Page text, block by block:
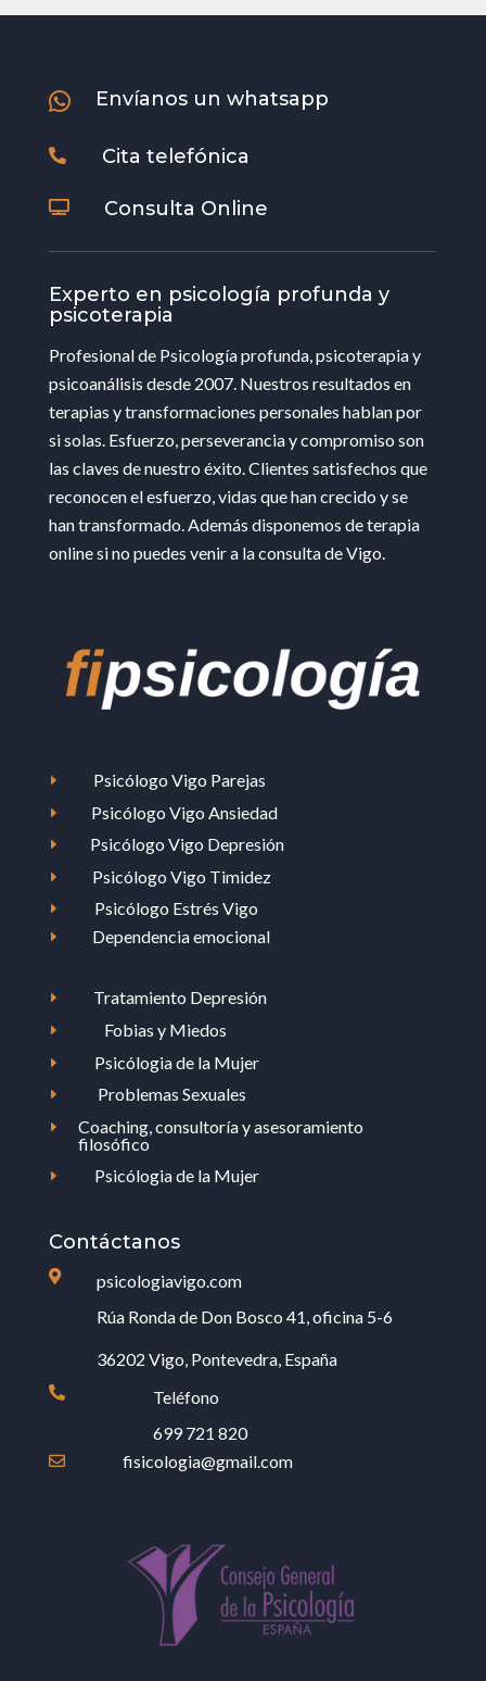
 Envíanos un whatsapp
 Cita telefónica
 Consulta Online
Experto en psicología profunda y
psicoterapia
Profesional de Psicología profunda, psicoterapia y
psicoanálisis desde 2007. Nuestros resultados en
terapias y transformaciones personales hablan por
si solas. Esfuerzo, perseverancia y compromiso son
las claves de nuestro éxito. Clientes satisfechos que
reconocen el esfuerzo, vidas que han crecido y se
han transformado. Además disponemos de terapia
online si no puedes venir a la consulta de Vigo.
E Psicólogo Vigo Parejas
E Psicólogo Vigo Ansiedad
E Psicólogo Vigo Depresión
E Psicólogo Vigo Timidez
E Psicólogo Estrés Vigo
E Dependencia emocional
E Tratamiento Depresión
E Fobias y Miedos
E Psicólogia de la Mujer
E Problemas Sexuales
E
Coaching, consultoría y asesoramiento
filosófico
E Psicólogia de la Mujer
Contáctanos

psicologiavigo.com
Rúa Ronda de Don Bosco 41, oficina 5-6
36202 Vigo, Pontevedra, España

Teléfono
699 721 820
 fisicologia@gmail.com